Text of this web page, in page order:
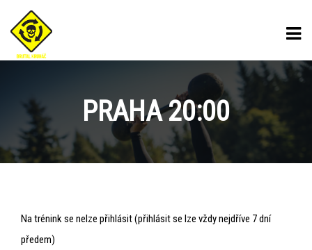
PRAHA 20:00
Praha
20:00
Na trénink se nelze přihlásit (přihlásit se lze vždy nejdříve 7 dní
předem)